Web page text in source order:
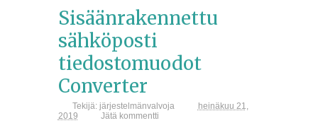
Sisäänrakennettu
sähköposti
tiedostomuodot
Converter
Tekijä: järjestelmänvalvoja
heinäkuu 21,
2019
Jätä kommentti